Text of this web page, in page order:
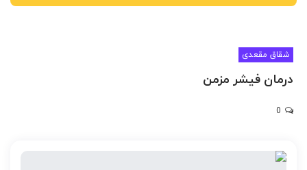
شقاق مقعدی
درمان فیشر مزمن